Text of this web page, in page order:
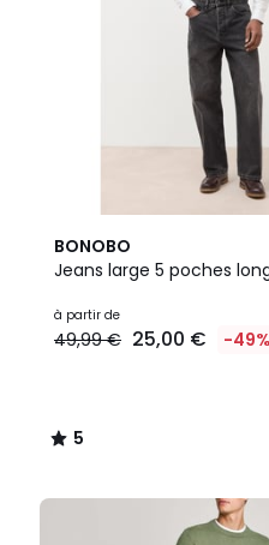
BONOBO
Jeans large 5 poches
à partir de
49,99 € 25,00 € -49%
5
/
6
Couleurs
5
/